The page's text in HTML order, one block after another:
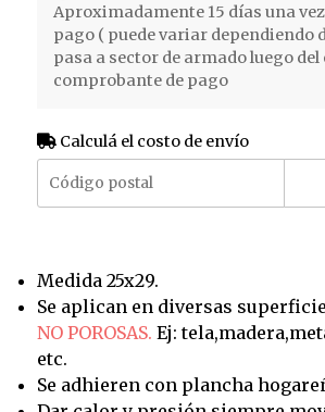
Aproximadamente 15 días una
pago ( puede variar dependiendo
pasa a sector de armado luego del
comprobante de pago
Calculá el costo de envío
Medida 25x29.
Se aplican en diversas
NO POROSAS. Ej:
etc.
Se adhieren con plancha